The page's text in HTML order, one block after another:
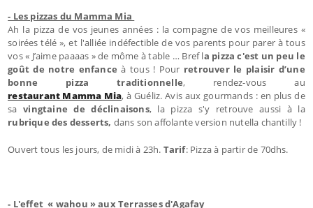
- Les pizzas du Mamma Mia
Ah la pizza de vos jeunes années : la compagne de vos meilleures «
soirées télé », et l'alliée indéfectible de vos parents pour parer à tous
vos « J’aime paaaas » de môme à table … Bref la pizza c'est un peu le
goût de notre enfance à tous ! Pour retrouver le plaisir d’une
bonne pizza traditionnelle, rendez-vous au
restaurant Mamma Mia, à Guéliz. Avis aux gourmands : en plus de
savingtaine de déclinaisons, la pizza s'y retrouve aussi à la
rubrique des desserts, dans son affolante version nutella chantilly !
Ouvert tous les jours, de midi à 23h. Tarif: Pizza à partir de 70dhs.
- L'effet « wahou » aux Terrasses d'Agafay